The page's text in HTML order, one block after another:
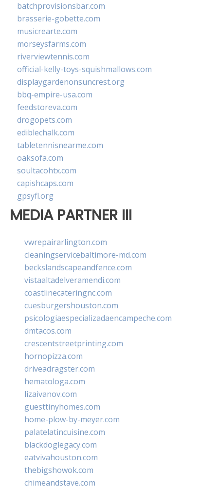
batchprovisionsbar.com
brasserie-gobette.com
musicrearte.com
morseysfarms.com
riverviewtennis.com
official-kelly-toys-squishmallows.com
displaygardenonsuncrest.org
bbq-empire-usa.com
feedstoreva.com
drogopets.com
ediblechalk.com
tabletennisnearme.com
oaksofa.com
soultacohtx.com
capishcaps.com
gpsyfl.org
MEDIA PARTNER III
vwrepairarlington.com
cleaningservicebaltimore-md.com
beckslandscapeandfence.com
vistaaltadelveramendi.com
coastlinecateringnc.com
cuesburgershouston.com
psicologiaespecializadaencampeche.com
dmtacos.com
crescentstreetprinting.com
hornopizza.com
driveadragster.com
hematologa.com
lizaivanov.com
guesttinyhomes.com
home-plow-by-meyer.com
palatelatincuisine.com
blackdoglegacy.com
eatvivahouston.com
thebigshowok.com
chimeandstave.com